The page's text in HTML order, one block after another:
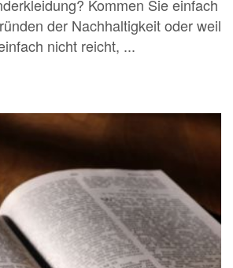
Kommen Sie einfach
der Nachhaltigkeit oder weil
nicht reicht, ...